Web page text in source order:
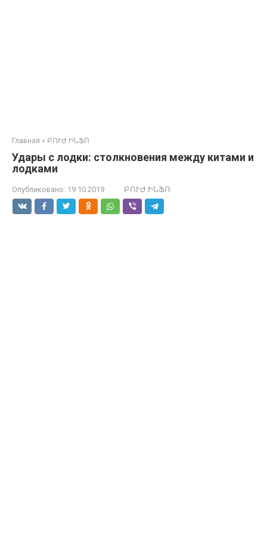
Главная » ԲՈՒԺ ԻՆՖՈ
Удары с лодки: столкновения между китами и
лодками
Опубликовано: 19.10.2019 ԲՈՒԺ ԻՆՖՈ